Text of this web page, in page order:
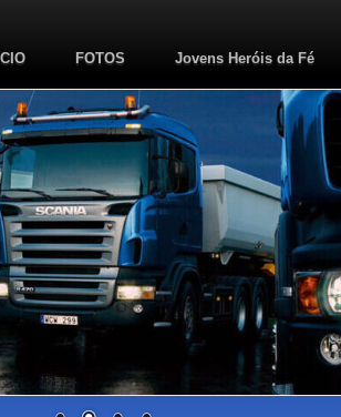
FOTOS Jovens Heróis da Fé